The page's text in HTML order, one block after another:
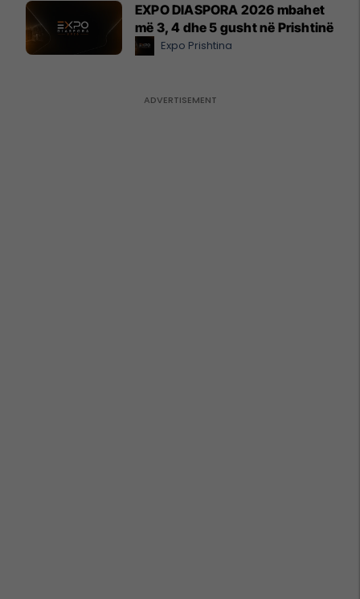
EXPO DIASPORA 2026 mbahet
më 3, 4 dhe 5 gusht në Prishtinë
Expo Prishtina